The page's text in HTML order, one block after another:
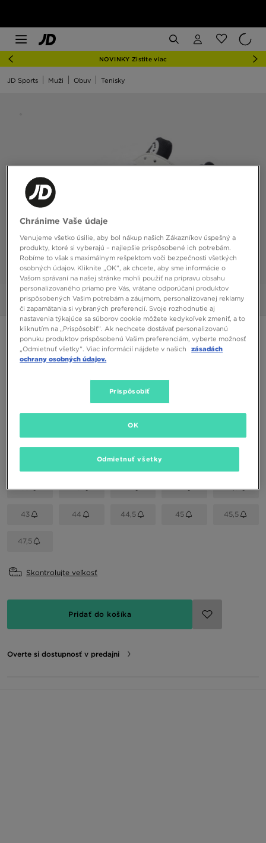
NOVINKY Zistite viac
JD Sports Muži Obuv Tenisky
Obrázky 360°
NIKE AIR HUARACHE
37,00 €
39 40 41 42 42,5
43 44 44,5 45 45,5
47,5
Skontrolujte veľkosť
Pridať do košíka
Overte si dostupnosť v predajni
Chránime Vaše údaje
Venujeme všetko úsilie, aby bol nákup našich Zákazníkov úspešný a
produkty, ktoré si vyberajú – najlepšie prispôsobené ich potrebám.
Robíme to však s maximálnym rešpektom voči bezpečnosti všetkých
osobných údajov. Kliknite „OK”, ak chcete, aby sme informácie o
Vašom správaní na našej stránke mohli použiť na prípravu obsahu
personalizovaného priamo pre Vás, vrátane odporúčaní produktov
prispôsobených Vašim potrebám a záujmom, personalizovanej reklamy
či zapamätania si vybraných preferencií. Svoje rozhodnutie aj
nastavenia týkajúce sa súborov cookie môžete kedykoľvek zmeniť, a to
kliknutím na „Prispôsobiť”. Ak nechcete dostávať personalizovanú
ponuku produktov prispôsobenú Vašim preferenciám, vyberte možnosť
„Odmietnuť všetky”. Viac informácií nájdete v našich
zásadách
ochrany osobných údajov.
Prispôsobiť
Odmietnuť všetky
OK